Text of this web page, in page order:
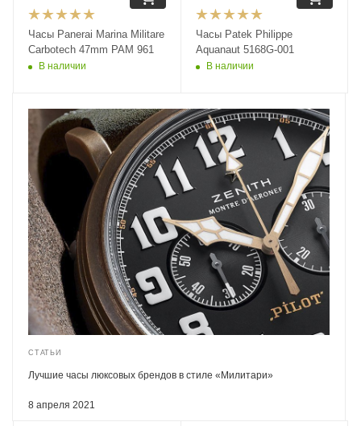
Часы Panerai Marina Militare
Carbotech 47mm PAM 961
В наличии
Часы Patek Philippe
Aquanaut 5168G-001
В наличии
СТАТЬИ
8 апреля 2021
Лучшие часы люксовых брендов в стиле «Милитари»